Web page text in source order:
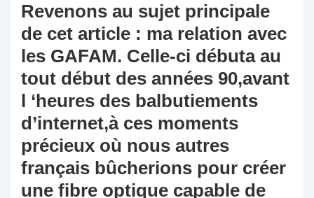
Revenons au sujet principale
de cet article : ma relation avec
les GAFAM. Celle-ci débuta au
tout début des années 90,avant
l ‘heures des balbutiements
d’internet,à ces moments
précieux où nous autres
français bûcherions pour créer
une fibre optique capable de